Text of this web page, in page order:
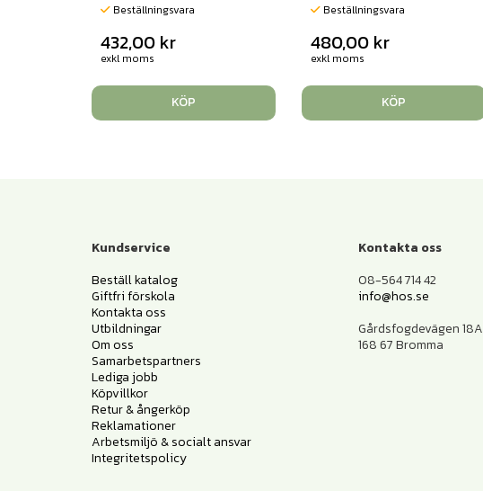
Beställningsvara
432,00 kr
exkl moms
KÖP
Beställningsvara
480,00 kr
exkl moms
KÖP
Kundservice
Beställ katalog
Giftfri förskola
Kontakta oss
Utbildningar
Om oss
Samarbetspartners
Lediga jobb
Köpvillkor
Retur & ångerköp
Reklamationer
Arbetsmiljö & socialt ansvar
Integritetspolicy
Kontakta oss
08-564 714 42
info@hos.se
Gårdsfogdevägen 18A
168 67 Bromma